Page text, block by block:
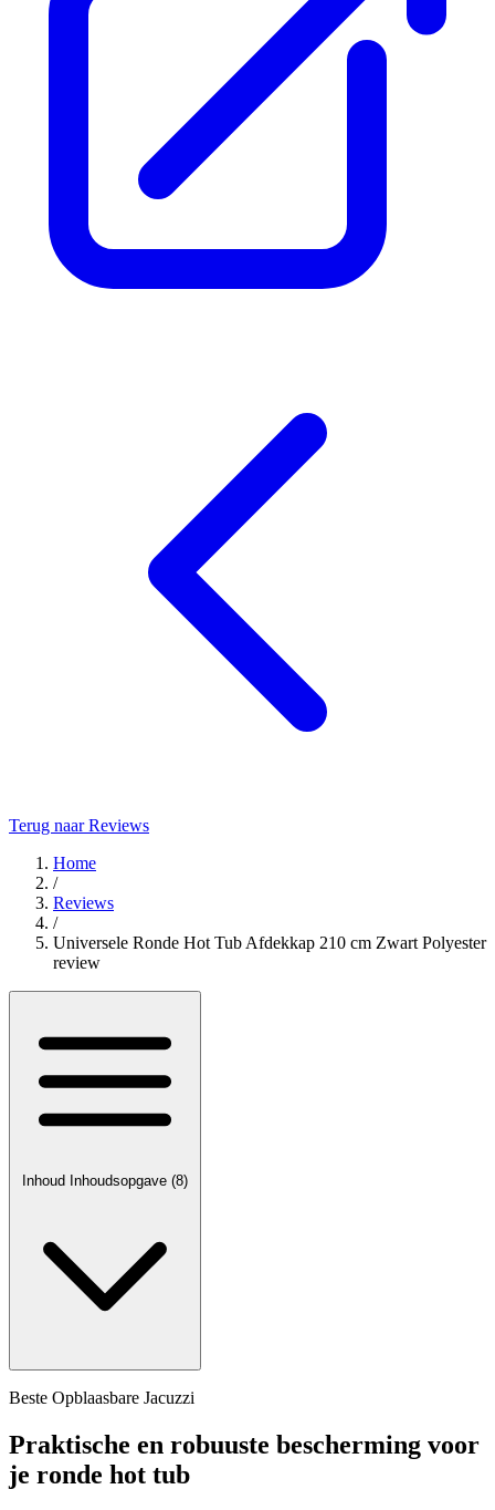
Terug naar Reviews
Home
/
Reviews
/
Universele Ronde Hot Tub Afdekkap 210 cm Zwart Polyester
review
Inhoud Inhoudsopgave (8)
Beste Opblaasbare Jacuzzi
Praktische en robuuste bescherming voor
je ronde hot tub